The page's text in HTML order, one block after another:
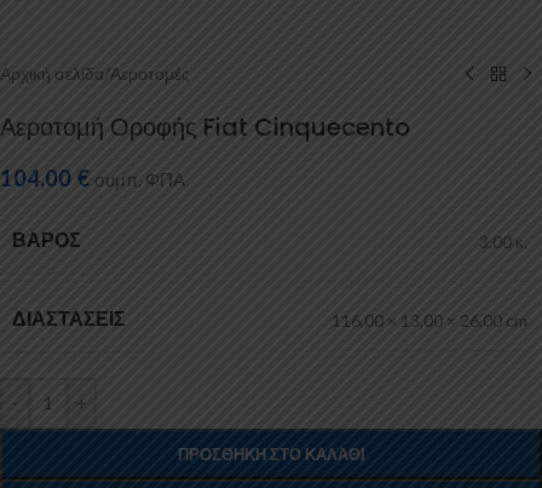
Αρχική σελίδα/Αεροτομές
Αεροτομή Οροφής Fiat Cinquecento
104,00 € συμπ. ΦΠΑ
ΒΆΡΟΣ 3,00 κ.
ΔΙΑΣΤΆΣΕΙΣ 116,00 × 13,00 × 26,00 cm
- +
ΠΡΟΣΘΉΚΗ ΣΤΟ ΚΑΛΆΘΙ